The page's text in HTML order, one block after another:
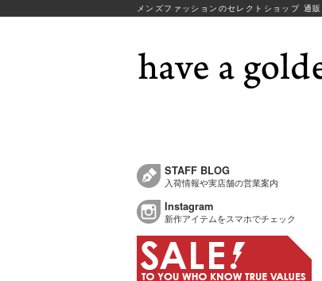
メンズファッションのセレクトショップ 通販
STAFF BLOG
入荷情報や実店舗の営業案内
Instagram
新作アイテムをスマホでチェック